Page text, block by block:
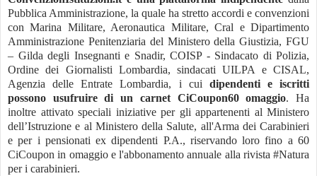
Pubblica Amministrazione, la quale ha stretto accordi e convenzioni
con Marina Militare, Aeronautica Militare, Cral e Dipartimento
Amministrazione Penitenziaria del Ministero della Giustizia, FGU
– Gilda degli Insegnanti e Snadir, COISP - Sindacato di Polizia,
Ordine dei Giornalisti Lombardia, sindacati UILPA e CISAL,
Agenzia delle Entrate Lombardia, i cui dipendenti e iscritti
possono usufruire di un
carnet CiCoupon60 omaggio. Ha
inoltre attivato speciali iniziative per gli appartenenti al Ministero
dell’Istruzione e al Ministero della Salute, all'Arma dei Carabinieri
e per i pensionati ex dipendenti P.A., riservando loro fino a 60
CiCoupon in omaggio e l'abbonamento annuale alla rivista #Natura
per i carabinieri.